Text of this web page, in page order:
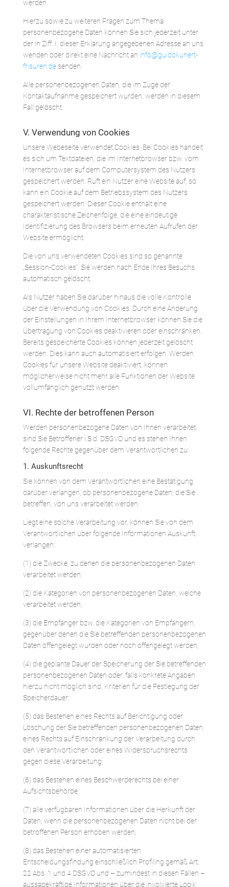
werden.
Hierzu sowie zu weiteren Fragen zum Thema
personenbezogene Daten können Sie sich jederzeit unter
der in Ziff. I. dieser Erklärung angegebenen Adresse an uns
wenden oder direkt eine Nachricht an info@guidokunert-
frisuren.desenden.
Alle personenbezogenen Daten, die im Zuge der
Kontaktaufnahme gespeichert wurden, werden in diesem
Fall gelöscht.
V. Verwendung von Cookies
Unsere Webeseite verwendet Cookies. Bei Cookies handelt
es sich um Textdateien, die im Internetbrowser bzw. vom
Internetbrowser auf dem Computersystem des Nutzers
gespeichert werden. Ruft ein Nutzer eine Website auf, so
kann ein Cookie auf dem Betriebssystem des Nutzers
gespeichert werden. Dieser Cookie enthält eine
charakteristische Zeichenfolge, die eine eindeutige
Identifizierung des Browsers beim erneuten Aufrufen der
Website ermöglicht.
Die von uns verwendeten Cookies sind so genannte
„Session-Cookies“. Sie werden nach Ende Ihres Besuchs
automatisch gelöscht.
Als Nutzer haben Sie darüber hinaus die volle Kontrolle
über die Verwendung von Cookies. Durch eine Änderung
der Einstellungen in Ihrem Internetbrowser können Sie die
Übertragung von Cookies deaktivieren oder einschränken.
Bereits gespeicherte Cookies können jederzeit gelöscht
werden. Dies kann auch automatisiert erfolgen. Werden
Cookies für unsere Website deaktiviert, können
möglicherweise nicht mehr alle Funktionen der Website
vollumfänglich genutzt werden.
VI. Rechte der betroffenen Person
Werden personenbezogene Daten von Ihnen verarbeitet,
sind Sie Betroffener i.S.d. DSGVO und es stehen Ihnen
folgende Rechte gegenüber dem Verantwortlichen zu:
1. Auskunftsrecht
Sie können von dem Verantwortlichen eine Bestätigung
darüber verlangen, ob personenbezogene Daten, die Sie
betreffen, von uns verarbeitet werden.
Liegt eine solche Verarbeitung vor, können Sie von dem
Verantwortlichen über folgende Informationen Auskunft
verlangen:
(1) die Zwecke, zu denen die personenbezogenen Daten
verarbeitet werden;
(2) die Kategorien von personenbezogenen Daten, welche
verarbeitet werden;
(3) die Empfänger bzw. die Kategorien von Empfängern,
gegenüber denen die Sie betreffenden personenbezogenen
Daten offengelegt wurden oder noch offengelegt werden;
(4) die geplante Dauer der Speicherung der Sie betreffenden
personenbezogenen Daten oder, falls konkrete Angaben
hierzu nicht möglich sind, Kriterien für die Festlegung der
Speicherdauer;
(5) das Bestehen eines Rechts auf Berichtigung oder
Löschung der Sie betreffenden personenbezogenen Daten,
eines Rechts auf Einschränkung der Verarbeitung durch
den Verantwortlichen oder eines Widerspruchsrechts
gegen diese Verarbeitung;
(6) das Bestehen eines Beschwerderechts bei einer
Aufsichtsbehörde;
(7) alle verfügbaren Informationen über die Herkunft der
Daten, wenn die personenbezogenen Daten nicht bei der
betroffenen Person erhoben werden;
(8) das Bestehen einer automatisierten
Entscheidungsfindung einschließlich Profiling gemäß Art.
22 Abs. 1 und 4 DSGVO und – zumindest in diesen Fällen –
aussagekräftige Informationen über die involvierte Logik